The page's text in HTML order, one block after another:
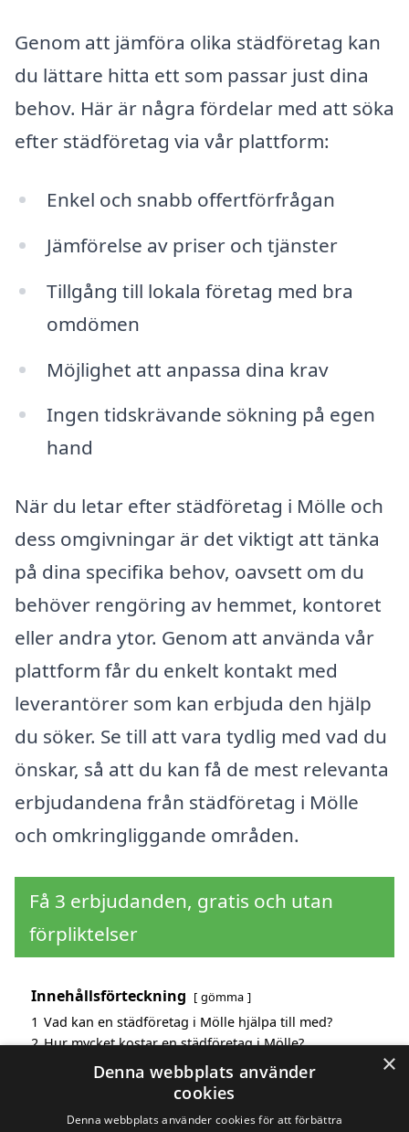
Genom att jämföra olika städföretag kan
du lättare hitta ett som passar just dina
behov. Här är några fördelar med att söka
efter städföretag via vår plattform:
Enkel och snabb offertförfrågan
Jämförelse av priser och tjänster
Tillgång till lokala företag med bra
omdömen
Möjlighet att anpassa dina krav
Ingen tidskrävande sökning på egen
hand
När du letar efter städföretag i Mölle och
dess omgivningar är det viktigt att tänka
på dina specifika behov, oavsett om du
behöver rengöring av hemmet, kontoret
eller andra ytor. Genom att använda vår
plattform får du enkelt kontakt med
leverantörer som kan erbjuda den hjälp
du söker. Se till att vara tydlig med vad du
önskar, så att du kan få de mest relevanta
erbjudandena från städföretag i Mölle
och omkringliggande områden.
Få 3 erbjudanden, gratis och utan
förpliktelser
Innehållsförteckning gömma
1 Vad kan en städföretag i Mölle hjälpa till med?
2 Hur mycket kostar en städföretag i Mölle?
Fördelar med att välja städföretag i Mölle
Sök efter en skicklig städföretag i de omgivande
×
Denna webbplats använder
cookies
Denna webbplats använder cookies för att förbättra